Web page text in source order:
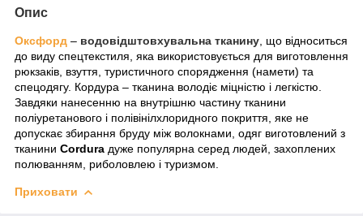
Опис
Оксфорд – водовідштовхувальна тканину , що відноситься
до виду спецтекстиля, яка використовується для виготовлення
рюкзаків, взуття, туристичного спорядження (намети) та
спецодягу. Кордура – тканина володіє міцністю і легкістю.
Завдяки нанесенню на внутрішню частину тканини
поліуретанового і полівінілхлоридного покриття, яке не
допускає збирання бруду між волокнами, одяг виготовлений з
тканини Cordura дуже популярна серед людей, захоплених
полюванням, риболовлею і туризмом.
Приховати